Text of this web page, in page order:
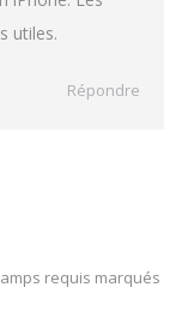
utiles.
Répondre
requis marqués